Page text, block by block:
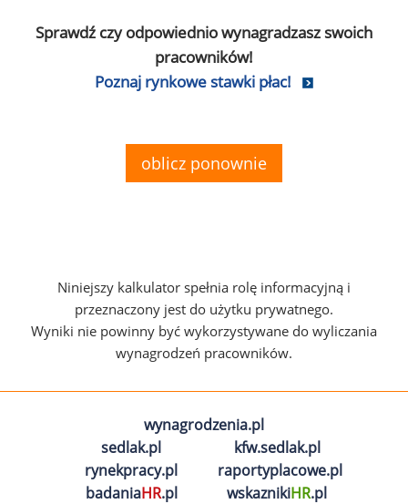
Sprawdź czy odpowiednio wynagradzasz swoich
pracowników!
Poznaj rynkowe stawki płac!
oblicz ponownie
Niniejszy kalkulator spełnia rolę informacyjną i
przeznaczony jest do użytku prywatnego.
Wyniki nie powinny być wykorzystywane do wyliczania
wynagrodzeń pracowników.
wynagrodzenia.pl
sedlak.pl
kfw.sedlak.pl
rynekpracy.pl
raportyplacowe.pl
badaniaHR.pl wskaznikiHR.pl